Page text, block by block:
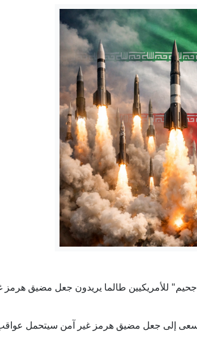
لبنان وإسرائيل تستأنف بعد تعليقها في روما
السيد يفوز بترشيح الديمقراطيين في ميشيغان
إدارة الدولة في القصر الحكومي » وكالة الانباء
تعزيز الأمن والاستقرار وتحسين الخدمات »
العراقية (واع)
للأمريكيين طالما يريدون جعل مضيق هرمز
يسعى إلى جعل مضيق هرمز غير آمن سيتحمل